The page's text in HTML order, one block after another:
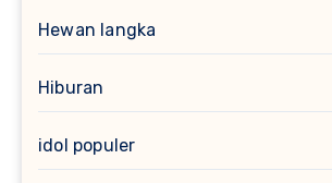
Hewan langka
Hiburan
idol populer